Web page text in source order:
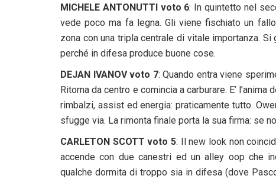
MICHELE ANTONUTTI voto 6: In quintetto nel
vede poco ma fa legna. Gli viene fischiato un
zona con una tripla centrale di vitale importanza.
perché in difesa produce buone cose.
DEJAN IVANOV voto 7: Quando entra viene
Ritorna da centro e comincia a carburare. E’
rimbalzi, assist ed energia: praticamente tutto.
sfugge via. La rimonta finale porta la sua firma: se
CARLETON SCOTT voto 5: Il new look non
accende con due canestri ed un alley oop che
qualche dormita di troppo sia in difesa (dove